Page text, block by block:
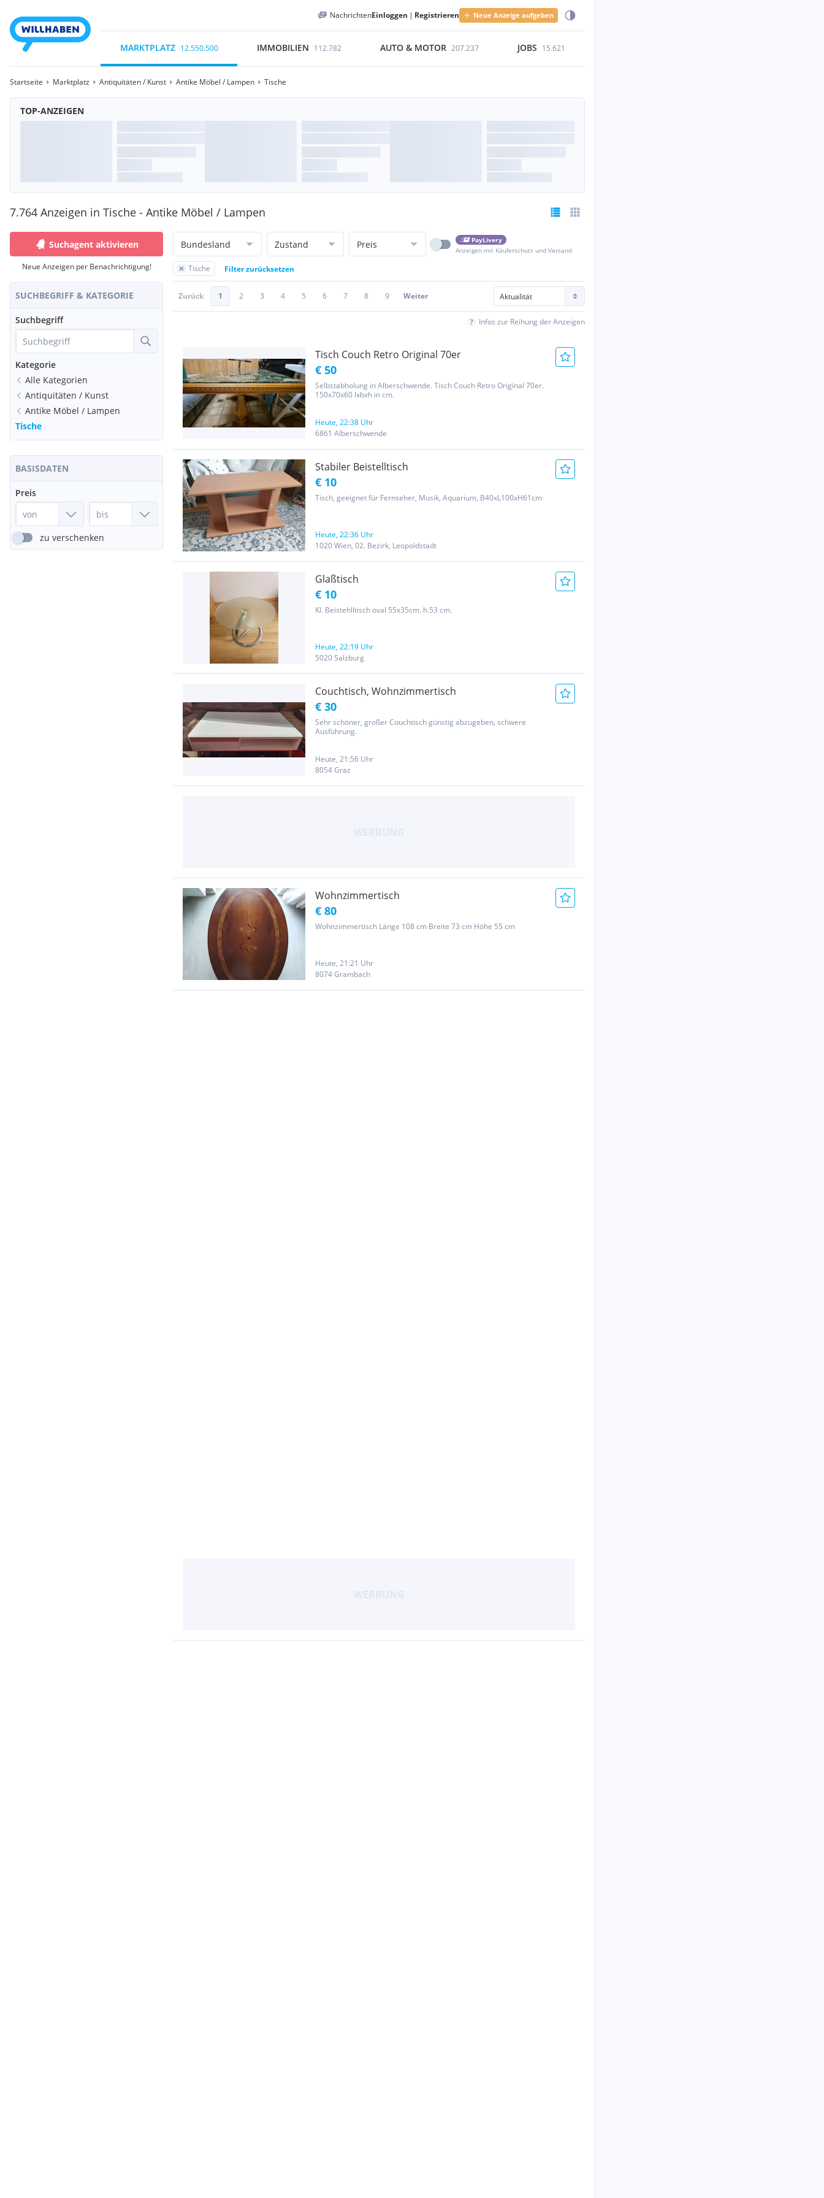
NachrichtenEinloggen | Registrieren Neue Anzeige aufgeben
MARKTPLATZ 12.550.500 IMMOBILIEN 112.782 AUTO & MOTOR 207.237 JOBS 15.621
Startseite Marktplatz Antiquitäten / Kunst Antike Möbel / Lampen Tische
TOP-ANZEIGEN
7.764 Anzeigen in Tische - Antike Möbel / Lampen
Suchagent aktivieren
Neue Anzeigen per Benachrichtigung!
SUCHBEGRIFF & KATEGORIE
Suchbegriff
Kategorie
Alle Kategorien
Antiquitäten / Kunst
Antike Möbel / Lampen
Tische
BASISDATEN
Preis
zu verschenken
Bundesland Zustand Preis
PayLivery
Anzeigen mit Käuferschutz und Versand
Tische Filter zurücksetzen
Zurück 1 2 3 4 5 6 7 8 9 Weiter
Infos zur Reihung der Anzeigen
Tisch Couch Retro Original 70er
€ 50
Selbstabholung in Alberschwende. Tisch Couch Retro Original 70er.
150x70x60 lxbxh in cm.
Heute, 22:38 Uhr
6861 Alberschwende
Stabiler Beistelltisch
€ 10
Tisch, geeignet für Fernseher, Musik, Aquarium, B40xL100xH61cm
Heute, 22:36 Uhr
1020 Wien, 02. Bezirk, Leopoldstadt
Glaßtisch
€ 10
Kl. Beistehlltisch oval 55x35cm. h.53 cm.
Heute, 22:19 Uhr
5020 Salzburg
Couchtisch, Wohnzimmertisch
€ 30
Sehr schöner, großer Couchtisch günstig abzugeben, schwere
Ausführung.
Heute, 21:56 Uhr
8054 Graz
Wohnzimmertisch
€ 80
Wohnzimmertisch Länge 108 cm Breite 73 cm Höhe 55 cm
Heute, 21:21 Uhr
8074 Grambach